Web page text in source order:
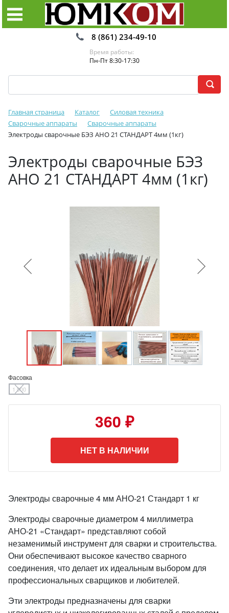
8 (861) 234-49-10
Время работы:
Пн-Пт 8:30-17:30
Главная страница Каталог
Силовая техника
Сварочные аппараты
Сварочные аппараты
Электроды сварочные БЭЗ АНО 21 СТАНДАРТ 4мм (1кг)
Электроды сварочные БЭЗ
АНО 21 СТАНДАРТ 4мм (1кг)
Фасовка
1 000
360 ₽
НЕТ В НАЛИЧИИ
Электроды сварочные 4 мм АНО-21 Стандарт 1 кг
Электроды сварочные диаметром 4 миллиметра
АНО-21 «Стандарт» представляют собой
незаменимый инструмент для сварки и строительства.
Они обеспечивают высокое качество сварного
соединения, что делает их идеальным выбором для
профессиональных сварщиков и любителей.
Эти электроды предназначены для сварки